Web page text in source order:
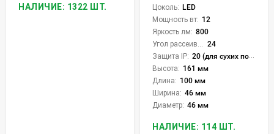
НАЛИЧИЕ: 1322 ШТ.
Цоколь: LED
Мощность вт: 12
Яркость лм: 800
24
Защита IP: 20 (для сухих пом.)
Высота: 161 мм
Длина: 100 мм
Ширина: 46 мм
Диаметр: 46 мм
НАЛИЧИЕ: 114 ШТ.